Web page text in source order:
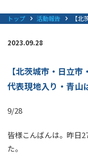
トップ 活動報告 【北茨
2023.09.28
【北茨城市・日立
代表現地入り・青山
9/28
皆様こんばんは。昨日
た。